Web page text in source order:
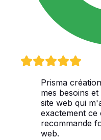
Prisma
mes besoins
site web qui
exactement ce
recommande
web.